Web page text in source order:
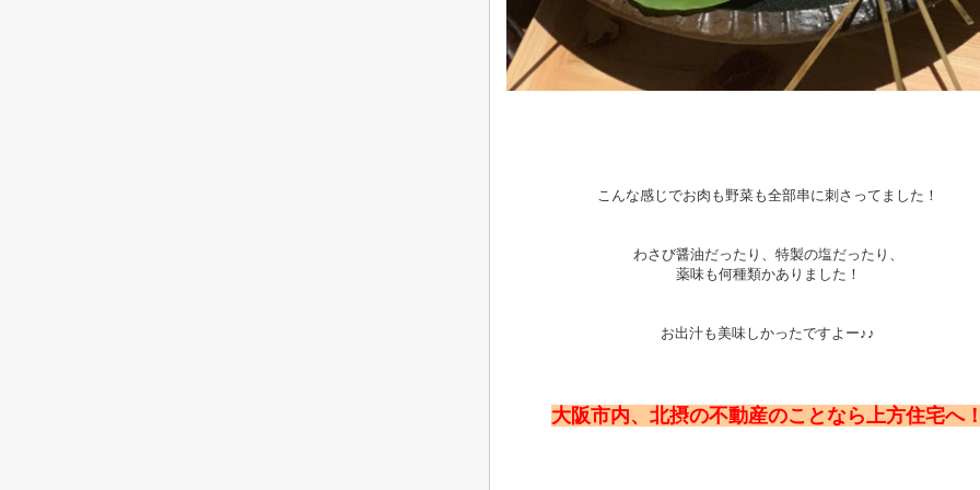
こんな感じでお肉も野菜も全部串に刺さってました！
わさび醤油だったり、特製の塩だったり、
薬味も何種類かありました！
お出汁も美味しかったですよー♪♪
大阪市内、北摂の不動産のことなら上方住宅へ